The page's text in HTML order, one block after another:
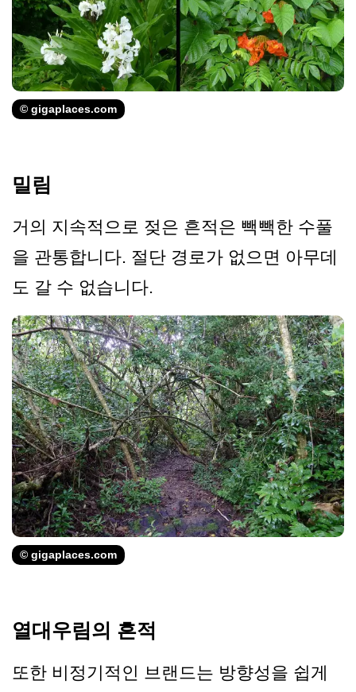
© gigaplaces.com
밀림
거의 지속적으로 젖은 흔적은 빽빽한 수풀
을 관통합니다. 절단 경로가 없으면 아무데
도 갈 수 없습니다.
© gigaplaces.com
열대우림의 흔적
또한 비정기적인 브랜드는 방향성을 쉽게